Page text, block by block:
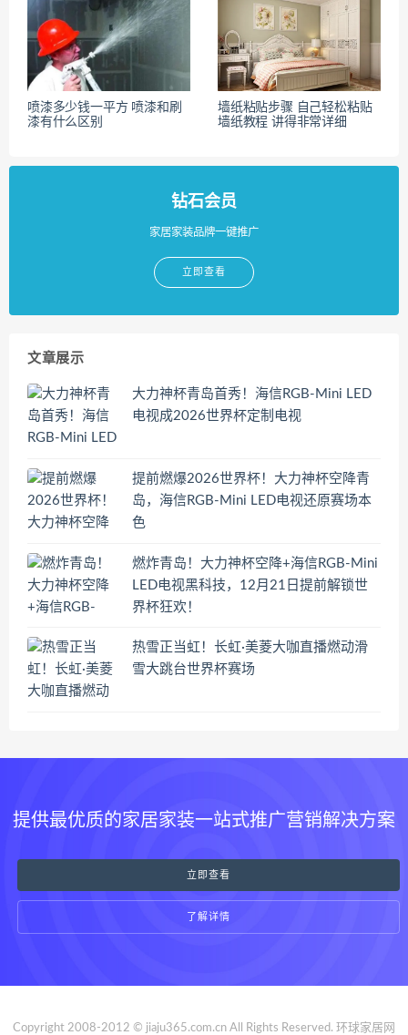
喷漆多少钱一平方 喷漆和刷
漆有什么区别
墙纸粘贴步骤 自己轻松粘贴
墙纸教程 讲得非常详细
钻石会员
家居家装品牌一键推广
立即查看
文章展示
大力神杯青岛首秀！海信RGB-Mini LED
电视成2026世界杯定制电视
提前燃爆2026世界杯！大力神杯空降青
岛，海信RGB-Mini LED电视还原赛场本
色
燃炸青岛！大力神杯空降+海信RGB-Mini
LED电视黑科技，12月21日提前解锁世
界杯狂欢！
热雪正当虹！长虹·美菱大咖直播燃动滑
雪大跳台世界杯赛场
提供最优质的家居家装一站式推广营销解决方案
立即查看
了解详情
Copyright 2008-2012 © jiaju365.com.cn All Rights Reserved. 环球家居网